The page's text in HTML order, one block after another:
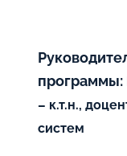
программы:
– к.т.н.,
систем